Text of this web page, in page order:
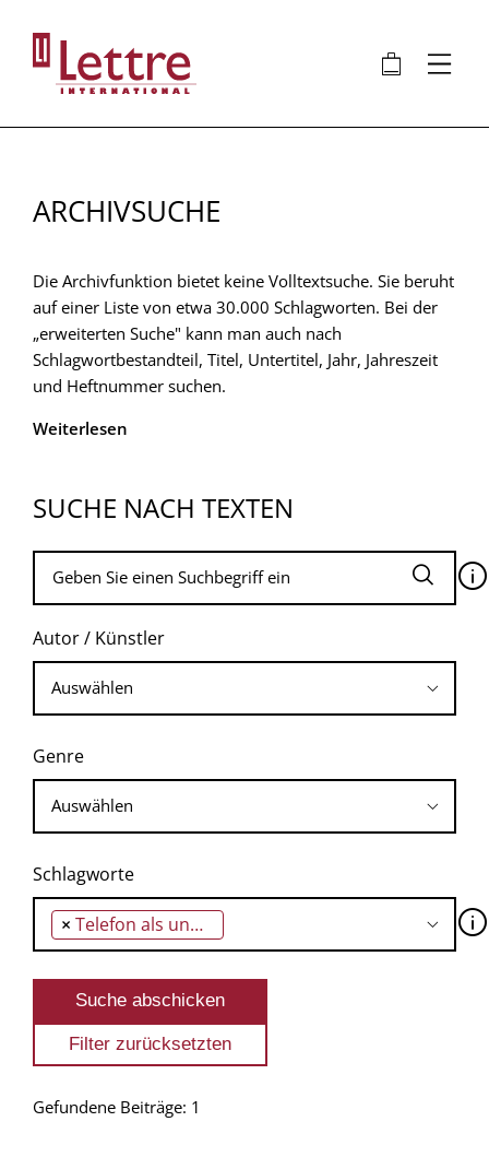
Inhalt
🛍 ⋮
ARCHIVSUCHE
Die Archivfunktion bietet keine Volltextsuche. Sie beruht
auf einer Liste von etwa 30.000 Schlagworten. Bei der
„erweiterten Suche" kann man auch nach
Schlagwortbestandteil, Titel, Untertitel, Jahr, Jahreszeit
und Heftnummer suchen.
Weiterlesen
SUCHE NACH TEXTEN
🛈
Autor / Künstler
Genre
Schlagworte
× Telefon als unwiderstehlicher Eindringling 🛈
Gefundene Beiträge: 1